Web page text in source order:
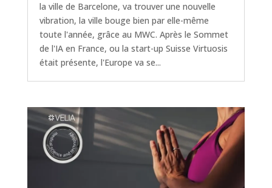
la ville de Barcelone, va trouver une nouvelle
vibration, la ville bouge bien par elle-même
toute l'année, grâce au MWC. Après le Sommet
de l'IA en France, ou la start-up Suisse Virtuosis
était présente, l'Europe va se...